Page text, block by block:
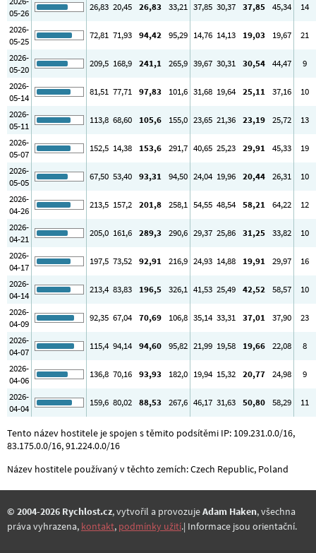
05-26
26,83 20,45 26,83 33,21 37,85 30,37 37,85 45,34
14
2026-
05-25
72,81 71,93 94,42 95,29 14,76 14,13 19,03 19,67
21
2026-
05-20
209,5 168,9 241,1 265,9 39,67 30,31 30,54 44,47
9
2026-
05-14
81,51 77,71 97,83 101,6 31,68 19,64 25,11 37,16
10
2026-
05-11
113,8 68,60 105,6 155,0 23,65 21,36 23,19 25,72
13
2026-
05-07
152,5 14,38 153,6 291,7 40,65 25,23 29,91 45,33
19
2026-
05-05
67,50 53,40 93,31 94,50 24,04 19,96 20,44 26,31
10
2026-
04-26
213,5 157,2 201,8 258,1 54,55 48,54 58,21 64,22
12
2026-
04-21
205,0 161,6 289,3 290,6 29,37 25,86 31,25 33,82
10
2026-
04-17
197,5 73,52 92,91 216,9 24,93 14,88 19,91 29,97
16
2026-
04-14
213,4 83,83 196,5 326,1 41,53 25,49 42,52 58,57
10
2026-
04-09
92,35 67,04 70,69 106,8 35,14 33,31 37,01 37,90
23
2026-
04-07
115,4 94,14 94,60 95,82 21,99 19,58 19,66 22,08
8
2026-
04-06
136,8 70,16 93,93 182,0 19,94 15,32 20,77 24,98
9
2026-
04-04
159,6 80,02 88,53 267,6 46,17 31,63 50,80 58,29 11
Tento název hostitele je spojen s těmito podsítěmi IP: 109.231.0.0/16,
83.175.0.0/16, 91.224.0.0/16
Název hostitele používaný v těchto zemích: Czech Republic, Poland
© 2004-2026 Rychlost.cz, vytvořil a provozujeAdam Haken, všechna
práva vyhrazena, kontakt, podmínky užití.| Informace jsou orientační.